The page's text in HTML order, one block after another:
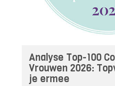
Analyse Top-100
Vrouwen 2026:
je ermee